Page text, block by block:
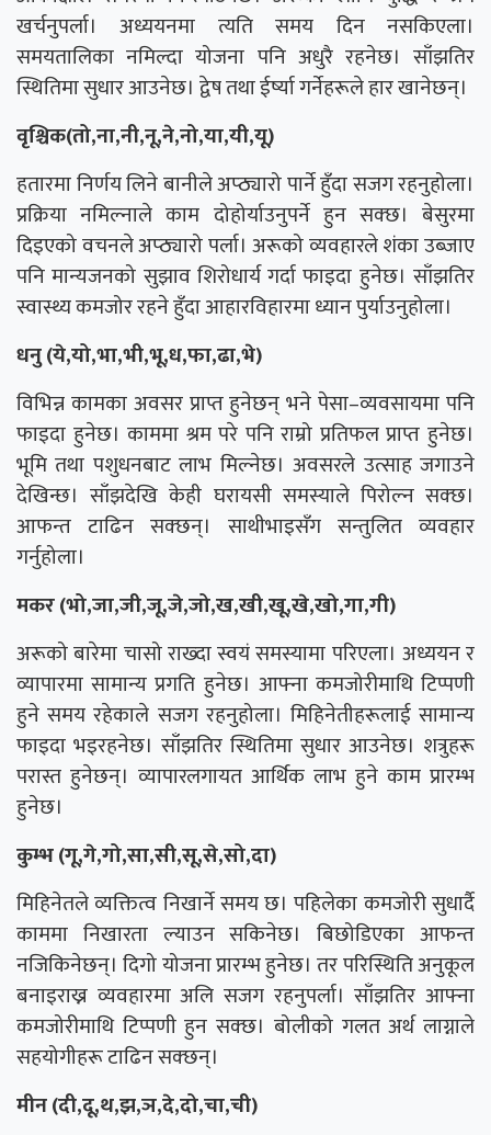
खर्चनुपर्ला। अध्ययनमा त्यति समय दिन नसकिएला।
समयतालिका नमिल्दा योजना पनि अधुरै रहनेछ। साँझतिर
स्थितिमा सुधार आउनेछ। द्वेष तथा ईर्ष्या गर्नेहरूले हार खानेछन्।
वृश्चिक(तो,ना,नी,नू,ने,नो,या,यी,यू)
हतारमा निर्णय लिने बानीले अप्ठ्यारो पार्ने हुँदा सजग रहनुहोला।
प्रक्रिया नमिल्नाले काम दोहोर्याउनुपर्ने हुन सक्छ। बेसुरमा
दिइएको वचनले अप्ठ्यारो पर्ला। अरूको व्यवहारले शंका उब्जाए
पनि मान्यजनको सुझाव शिरोधार्य गर्दा फाइदा हुनेछ। साँझतिर
स्वास्थ्य कमजोर रहने हुँदा आहारविहारमा ध्यान पुर्याउनुहोला।
धनु (ये,यो,भा,भी,भू,ध,फा,ढा,भे)
विभिन्न कामका अवसर प्राप्त हुनेछन् भने पेसा–व्यवसायमा पनि
फाइदा हुनेछ। काममा श्रम परे पनि राम्रो प्रतिफल प्राप्त हुनेछ।
भूमि तथा पशुधनबाट लाभ मिल्नेछ। अवसरले उत्साह जगाउने
देखिन्छ। साँझदेखि केही घरायसी समस्याले पिरोल्न सक्छ।
आफन्त टाढिन सक्छन्। साथीभाइसँग सन्तुलित व्यवहार
गर्नुहोला।
मकर (भो,जा,जी,जू,जे,जो,ख,खी,खू,खे,खो,गा,गी)
अरूको बारेमा चासो राख्दा स्वयं समस्यामा परिएला। अध्ययन र
व्यापारमा सामान्य प्रगति हुनेछ। आफ्ना कमजोरीमाथि टिप्पणी
हुने समय रहेकाले सजग रहनुहोला। मिहिनेतीहरूलाई सामान्य
फाइदा भइरहनेछ। साँझतिर स्थितिमा सुधार आउनेछ। शत्रुहरू
परास्त हुनेछन्। व्यापारलगायत आर्थिक लाभ हुने काम प्रारम्भ
हुनेछ।
कुम्भ (गू,गे,गो,सा,सी,सू,से,सो,दा)
मिहिनेतले व्यक्तित्व निखार्ने समय छ। पहिलेका कमजोरी सुधार्दै
काममा निखारता ल्याउन सकिनेछ। बिछोडिएका आफन्त
नजिकिनेछन्। दिगो योजना प्रारम्भ हुनेछ। तर परिस्थिति अनुकूल
बनाइराख्न व्यवहारमा अलि सजग रहनुपर्ला। साँझतिर आफ्ना
कमजोरीमाथि टिप्पणी हुन सक्छ। बोलीको गलत अर्थ लाग्नाले
सहयोगीहरू टाढिन सक्छन्।
मीन (दी,दू,थ,झ,ञ,दे,दो,चा,ची)